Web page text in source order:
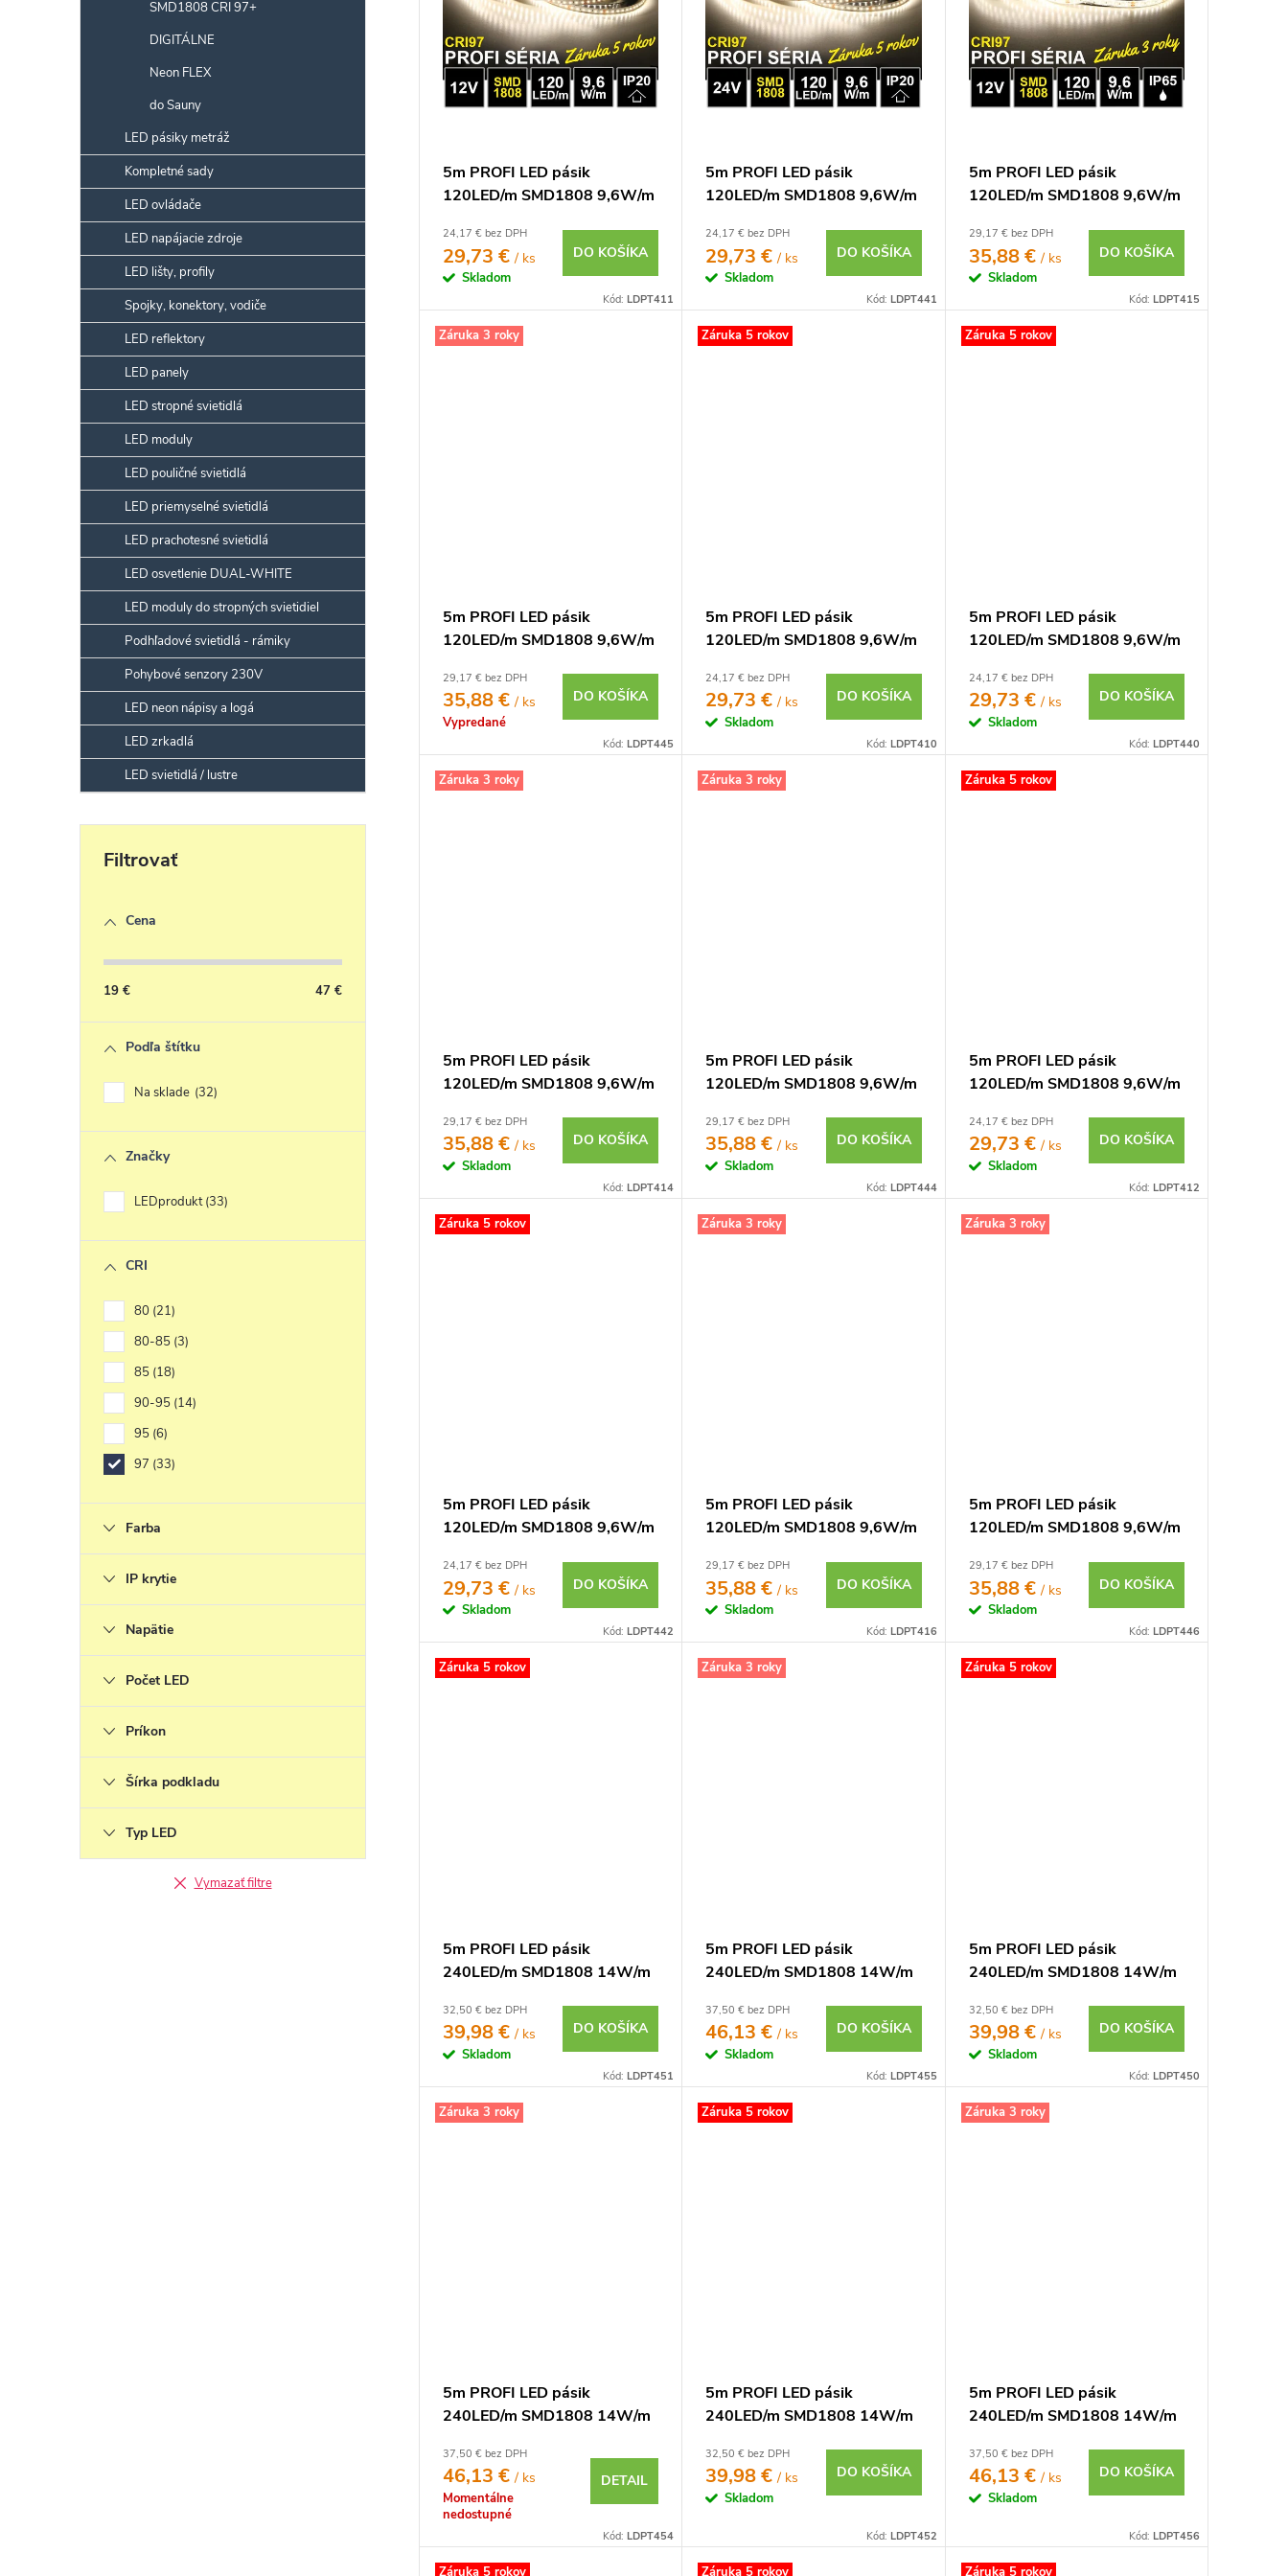
SMD1808 CRI 97+
DIGITÁLNE
Neon FLEX
do Sauny
LED pásiky metráž
Kompletné sady
LED ovládače
LED napájacie zdroje
LED lišty, profily
Spojky, konektory, vodiče
LED reflektory
LED panely
LED stropné svietidlá
LED moduly
LED pouličné svietidlá
LED priemyselné svietidlá
LED prachotesné svietidlá
LED osvetlenie DUAL-WHITE
LED moduly do stropných svietidiel
Podhľadové svietidlá - rámiky
Pohybové senzory 230V
LED neon nápisy a logá
LED zrkadlá
LED svietidlá / lustre
Cena
19 € 47 €
Podľa štítku
Na sklade 32
Značky
LEDprodukt 33
CRI
80 21
80-85 3
85 18
90-95 14
95 6
97 33
Farba
IP krytie
Napätie
Počet LED
Príkon
Šírka podkladu
Typ LED
Vymazať filtre
5m PROFI LED pásik
120LED/m SMD1808 9,6W/m
12V
24,17 € bez DPH
29,73 €/ ks
Skladom
DO KOŠÍKA
Kód:LDPT411
5m PROFI LED pásik
120LED/m SMD1808 9,6W/m
24V
24,17 € bez DPH
29,73 €/ ks
Skladom
DO KOŠÍKA
Kód: LDPT441
5m PROFI LED pásik
120LED/m SMD1808 9,6W/m
12V
29,17 € bez DPH
35,88 €/ ks
Skladom
DO KOŠÍKA
Kód: LDPT415
Záruka 3 roky
5m PROFI LED pásik
120LED/m SMD1808 9,6W/m
24V
29,17 € bez DPH
35,88 €/ ks
Vypredané
DO KOŠÍKA
Kód:LDPT445
Záruka 5 rokov
5m PROFI LED pásik
120LED/m SMD1808 9,6W/m
12V
24,17 € bez DPH
29,73 €/ ks
Skladom
DO KOŠÍKA
Kód: LDPT410
Záruka 5 rokov
5m PROFI LED pásik
120LED/m SMD1808 9,6W/m
24V
24,17 € bez DPH
29,73 €/ ks
Skladom
DO KOŠÍKA
Kód: LDPT440
Záruka 3 roky
5m PROFI LED pásik
120LED/m SMD1808 9,6W/m
12V
29,17 € bez DPH
35,88 €/ ks
Skladom
DO KOŠÍKA
Kód:LDPT414
Záruka 3 roky
5m PROFI LED pásik
120LED/m SMD1808 9,6W/m
24V
29,17 € bez DPH
35,88 €/ ks
Skladom
DO KOŠÍKA
Kód: LDPT444
Záruka 5 rokov
5m PROFI LED pásik
120LED/m SMD1808 9,6W/m
24,17 € bez DPH
29,73 €/ ks
Skladom
DO KOŠÍKA
Kód: LDPT412
Záruka 5 rokov
5m PROFI LED pásik
120LED/m SMD1808 9,6W/m
24,17 € bez DPH
29,73 €/ ks
Skladom
DO KOŠÍKA
Kód:LDPT442
Záruka 3 roky
5m PROFI LED pásik
120LED/m SMD1808 9,6W/m
29,17 € bez DPH
35,88 €/ ks
Skladom
DO KOŠÍKA
Kód: LDPT416
Záruka 3 roky
5m PROFI LED pásik
120LED/m SMD1808 9,6W/m
29,17 € bez DPH
35,88 €/ ks
Skladom
DO KOŠÍKA
Kód: LDPT446
Záruka 5 rokov
5m PROFI LED pásik
240LED/m SMD1808 14W/m
24V
32,50 € bez DPH
39,98 €/ ks
Skladom
DO KOŠÍKA
Kód:LDPT451
Záruka 3 roky
5m PROFI LED pásik
240LED/m SMD1808 14W/m
24V
37,50 € bez DPH
46,13 €/ ks
Skladom
DO KOŠÍKA
Kód: LDPT455
Záruka 5 rokov
5m PROFI LED pásik
240LED/m SMD1808 14W/m
24V
32,50 € bez DPH
39,98 €/ ks
Skladom
DO KOŠÍKA
Kód: LDPT450
Záruka 3 roky
5m PROFI LED pásik
240LED/m SMD1808 14W/m
24V
37,50 € bez DPH
46,13 €/ ks
Momentálne
nedostupné
DETAIL
Kód:LDPT454
Záruka 5 rokov
5m PROFI LED pásik
240LED/m SMD1808 14W/m
32,50 € bez DPH
39,98 €/ ks
Skladom
DO KOŠÍKA
Kód: LDPT452
Záruka 3 roky
5m PROFI LED pásik
240LED/m SMD1808 14W/m
37,50 € bez DPH
46,13 €/ ks
Skladom
DO KOŠÍKA
Kód: LDPT456
Záruka 5 rokov Záruka 5 rokov Záruka 5 rokov